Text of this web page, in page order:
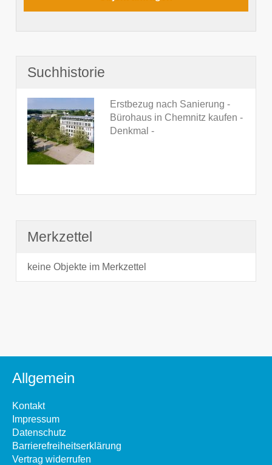
Suchhistorie
Erstbezug nach Sanierung -
Bürohaus in Chemnitz kaufen -
Denkmal -
Merkzettel
keine Objekte im Merkzettel
Allgemein
Kontakt
Impressum
Datenschutz
Barrierefreiheitserklärung
Vertrag widerrufen